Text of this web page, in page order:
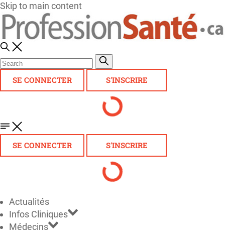
Skip to main content
SE CONNECTER S'INSCRIRE
SE CONNECTER S'INSCRIRE
Actualités
Infos Cliniques
Médecins